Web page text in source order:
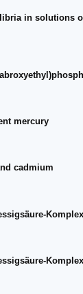
in solutions
mercury
cadmium